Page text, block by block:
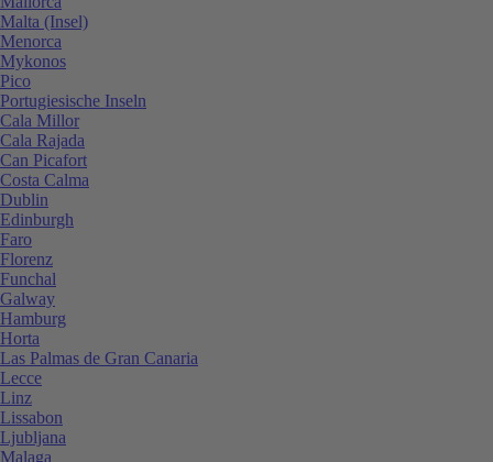
Malta (Insel)
Menorca
Mykonos
Pico
Portugiesische Inseln
Cala Millor
Cala Rajada
Can Picafort
Costa Calma
Dublin
Edinburgh
Faro
Florenz
Funchal
Galway
Hamburg
Horta
Las Palmas de Gran Canaria
Lecce
Linz
Lissabon
Ljubljana
Malaga